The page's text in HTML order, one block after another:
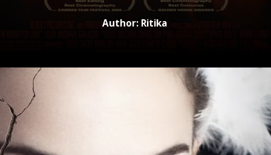
Author: Ritika